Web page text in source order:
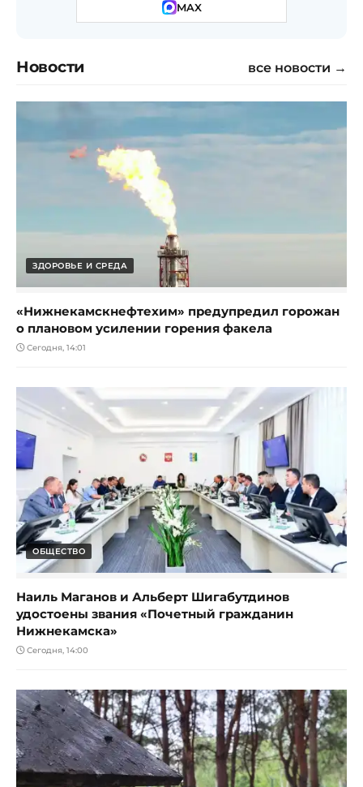
MAX
Новости все новости →
ЗДОРОВЬЕ И СРЕДА
«Нижнекамскнефтехим» предупредил горожан
о плановом усилении горения факела
Сегодня, 14:01
ОБЩЕСТВО
Наиль Маганов и Альберт Шигабутдинов
удостоены звания «Почетный гражданин
Нижнекамска»
Сегодня, 14:00